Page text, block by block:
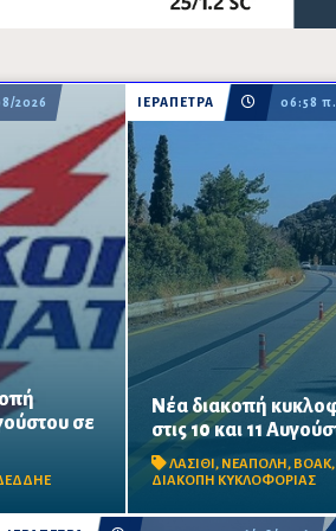
2026
σε
τις
τις
ΙΕΡΑΠΕΤΡΑ 06:58
Νέα διακοπή
στις 10 και 11
ΛΑΣΙΘΙ, ΝΕΑΠΟΛΗ, ΒΟΑΚ
ΔΙΑΚΟΠΗ ΚΥΚΛΟΦΟΡΙΑΣ
Κλειστό από τις 09:00
Αγίου
γέφυρας
απομάκρυνσης